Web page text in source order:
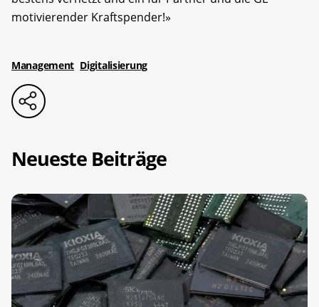
motivierender Kraftspender!»
Management Digitalisierung
Neueste Beiträge